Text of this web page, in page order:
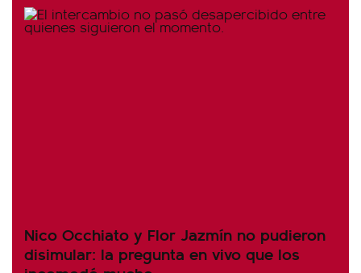
Nico Occhiato y Flor Jazmín no pudieron
disimular: la pregunta en vivo que los